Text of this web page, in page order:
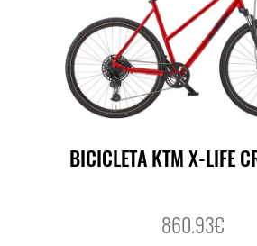
BICICLETA KTM X-LIFE
860.93€